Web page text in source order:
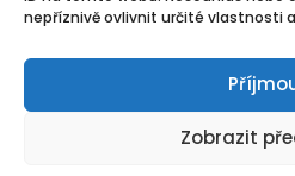
nepříznivě ovlivnit určité vlastnosti
Zobrazit
Taxikář
Plat
Plat
22 400 CZK /